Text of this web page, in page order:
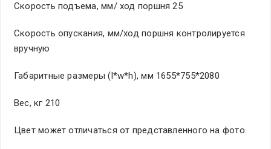
Скорость подъема, мм/ ход поршня 25
Скорость опускания, мм/ход поршня контролируется
вручную
Габаритные размеры (l*w*h), мм 1655*755*2080
Вес, кг 210
Цвет может отличаться от представленного на фото.